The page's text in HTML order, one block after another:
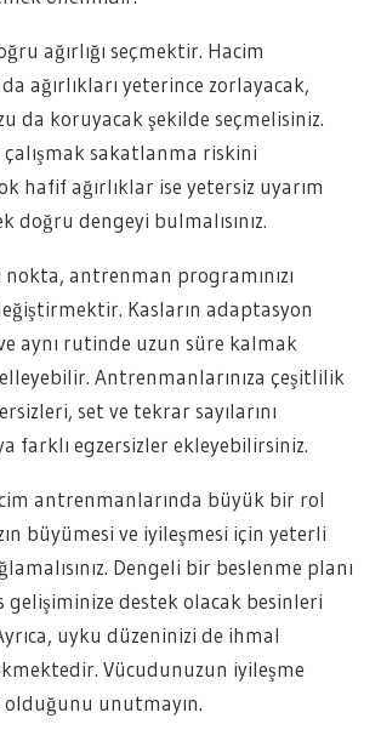
ağırlığı seçmektir. Hacim
ağırlıkları yeterince zorlayacak,
da koruyacak şekilde seçmelisiniz.
çalışmak sakatlanma riskini
hafif ağırlıklar ise yetersiz uyarım
doğru dengeyi bulmalısınız.
antrenman programınızı
Kasların adaptasyon
aynı rutinde uzun süre kalmak
Antrenmanlarınıza çeşitlilik
set ve tekrar sayılarını
farklı egzersizler ekleyebilirsiniz.
antrenmanlarında büyük bir rol
büyümesi ve iyileşmesi için yeterli
Dengeli bir beslenme planı
destek olacak besinleri
uyku düzeninizi de ihmal
Vücudunuzun iyileşme
olduğunu unutmayın.